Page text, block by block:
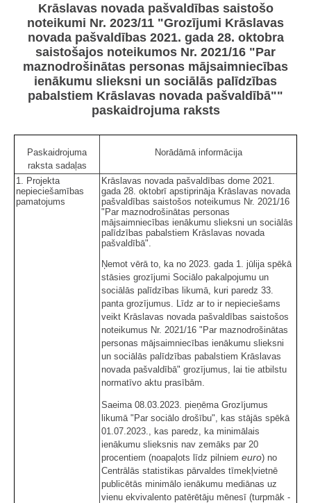
Krāslavas novada pašvaldības saistošo
noteikumi Nr. 2023/11 "Grozījumi Krāslavas
novada pašvaldības 2021. gada 28. oktobra
saistošajos noteikumos Nr. 2021/16 "Par
maznodrošinātas personas mājsaimniecības
ienākumu slieksni un sociālās palīdzības
pabalstiem Krāslavas novada pašvaldībā""
paskaidrojuma raksts
Paskaidrojuma
raksta sadaļas
Norādāmā informācija
1. Projekta
nepieciešamības
pamatojums
Krāslavas novada pašvaldības dome 2021.
gada 28. oktobrī apstiprināja Krāslavas novada
pašvaldības saistošos noteikumus Nr. 2021/16
"Par maznodrošinātas personas
mājsaimniecības ienākumu slieksni un sociālās
palīdzības pabalstiem Krāslavas novada
pašvaldībā".
Ņemot vērā to, ka no 2023. gada 1. jūlija spēkā
stāsies grozījumi Sociālo pakalpojumu un
sociālās palīdzības likumā, kuri paredz 33.
panta grozījumus. Līdz ar to ir nepieciešams
veikt Krāslavas novada pašvaldības saistošos
noteikumus Nr. 2021/16 "Par maznodrošinātas
personas mājsaimniecības ienākumu slieksni
un sociālās palīdzības pabalstiem Krāslavas
novada pašvaldībā" grozījumus, lai tie atbilstu
normatīvo aktu prasībām.
Saeima 08.03.2023. pieņēma Grozījumus
likumā "Par sociālo drošību", kas stājās spēkā
01.07.2023., kas paredz, ka minimālais
ienākumu slieksnis nav zemāks par 20
procentiem (noapaļots līdz pilniem euro) no
Centrālās statistikas pārvaldes tīmekļvietnē
publicētās minimālo ienākumu mediānas uz
vienu ekvivalento patērētāju mēnesī (turpmāk -